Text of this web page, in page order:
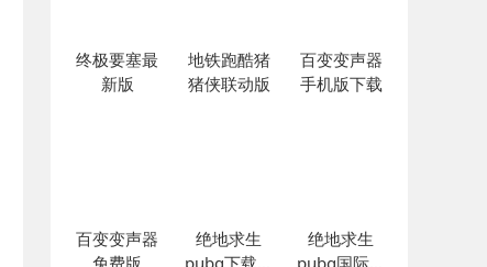
终极要塞最
新版
地铁跑酷猪
猪侠联动版
百变变声器
手机版下载
百变变声器
免费版
绝地求生
pubg下载安
绝地求生
pubg国际服